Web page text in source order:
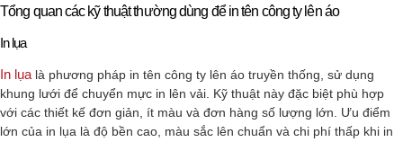
Tổng quan các kỹ thuật thường dùng để in tên công ty lên áo
In lụa
In lụa là phương pháp in tên công ty lên áo truyền thống, sử dụng
khung lưới để chuyển mực in lên vải. Kỹ thuật này đặc biệt phù hợp
với các thiết kế đơn giản, ít màu và đơn hàng số lượng lớn. Ưu điểm
lớn của in lụa là độ bền cao, màu sắc lên chuẩn và chi phí thấp khi in